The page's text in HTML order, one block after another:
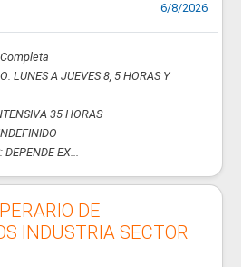
6/8/2026
LUNES A JUEVES 8, 5 HORAS Y
35 HORAS
DEPENDE EX...
DE
INDUSTRIA SECTOR